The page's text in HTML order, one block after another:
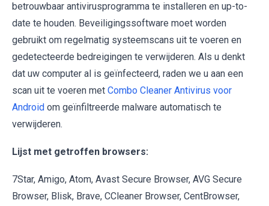
betrouwbaar antivirusprogramma te installeren en up-to-
date te houden. Beveiligingssoftware moet worden
gebruikt om regelmatig systeemscans uit te voeren en
gedetecteerde bedreigingen te verwijderen. Als u denkt
dat uw computer al is geïnfecteerd, raden we u aan een
scan uit te voeren met Combo Cleaner Antivirus voor
Android om geïnfiltreerde malware automatisch te
verwijderen.
Lijst met getroffen browsers:
7Star, Amigo, Atom, Avast Secure Browser, AVG Secure
Browser, Blisk, Brave, CCleaner Browser, CentBrowser,